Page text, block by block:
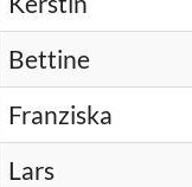
Bettine
Franziska
Lars